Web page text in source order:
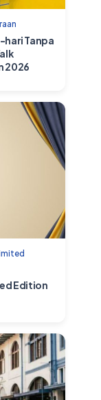
hari Tanpa
2026
Edition